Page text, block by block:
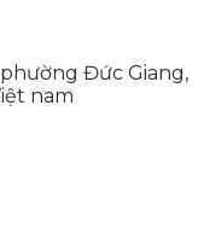
phường Đức Giang,
nam